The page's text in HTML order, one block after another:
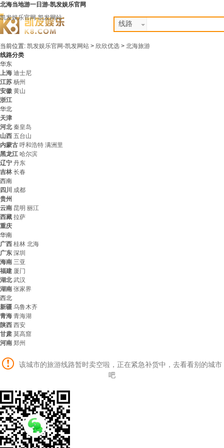
北海当地游一日游-凯发娱乐官网
凯发娱乐官网-凯发网站
线路
当前位置: 凯发娱乐官网-凯发网站 > 欣欣优选 > 北海旅游
线路分类
华东
上海 迪士尼
江苏 杨州
安徽 黄山
浙江
华北
天津
河北 秦皇岛
山西 五台山
内蒙古 呼和浩特 满洲里
黑龙江 哈尔滨
辽宁 丹东
吉林 长春
西南
四川 成都
贵州
云南 昆明 丽江
西藏 拉萨
重庆
华南
广西 桂林 北海
广东 深圳
海南 三亚
福建 厦门
湖北 武汉
湖南 张家界
西北
新疆 乌鲁木齐
青海 青海湖
陕西 西安
甘肃 莫高窟
河南 郑州
该城市的旅游线路暂时卖空啦，正在紧急补货中，去看看别的城市
吧